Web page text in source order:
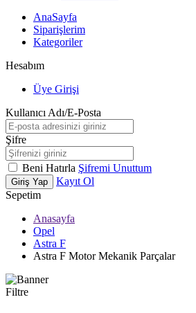
AnaSayfa
Siparişlerim
Kategoriler
Hesabım
Üye Girişi
Kullanıcı Adı/E-Posta
Şifre
Beni Hatırla Şifremi Unuttum
Giriş Yap
Kayıt Ol
Sepetim
Anasayfa
Opel
Astra F
Astra F Motor Mekanik Parçalar
Filtre